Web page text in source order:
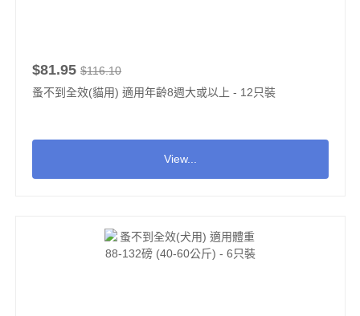
$81.95 $116.10
蚤不到全效(貓用) 適用年齡8週大或以上 - 12只裝
View...